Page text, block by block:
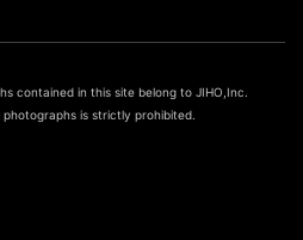
contained in this site belong to JIHO,Inc.
is strictly prohibited.